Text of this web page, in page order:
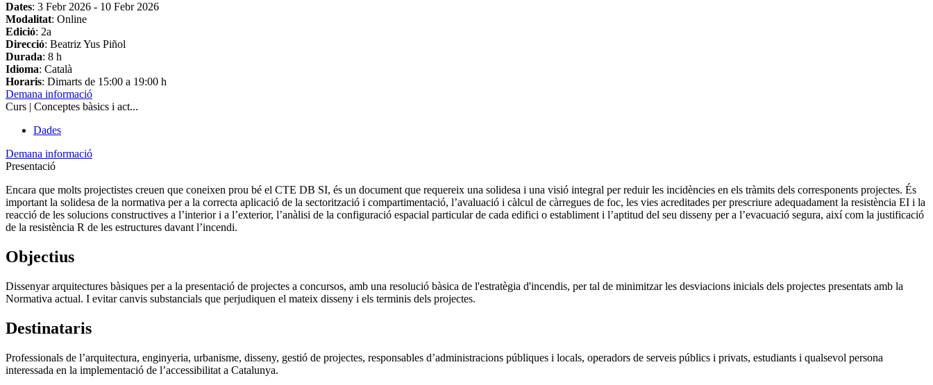
Dates: 3 Febr 2026 - 10 Febr 2026
Modalitat: Online
Edició: 2a
Direcció: Beatriz Yus Piñol
Durada: 8 h
Idioma: Català
Horaris: Dimarts de 15:00 a 19:00 h
Demana informació
Curs | Conceptes bàsics i act...
Dades
Demana informació
Presentació
Encara que molts projectistes creuen que coneixen prou bé el CTE DB SI, és un document que requereix una solidesa i una visió integral per reduir les incidències en els tràmits dels corresponents projectes. És
important la solidesa de la normativa per a la correcta aplicació de la sectorització i compartimentació, l’avaluació i càlcul de càrregues de foc, les vies acreditades per prescriure adequadament la resistència EI i la
reacció de les solucions constructives a l’interior i a l’exterior, l’anàlisi de la configuració espacial particular de cada edifici o establiment i l’aptitud del seu disseny per a l’evacuació segura, així com la justificació
de la resistència R de les estructures davant l’incendi.
Objectius
Dissenyar arquitectures bàsiques per a la presentació de projectes a concursos, amb una resolució bàsica de l'estratègia d'incendis, per tal de minimitzar les desviacions inicials dels projectes presentats amb la
Normativa actual. I evitar canvis substancials que perjudiquen el mateix disseny i els terminis dels projectes.
Destinataris
Professionals de l’arquitectura, enginyeria, urbanisme, disseny, gestió de projectes, responsables d’administracions públiques i locals, operadors de serveis públics i privats, estudiants i qualsevol persona
interessada en la implementació de l’accessibilitat a Catalunya.